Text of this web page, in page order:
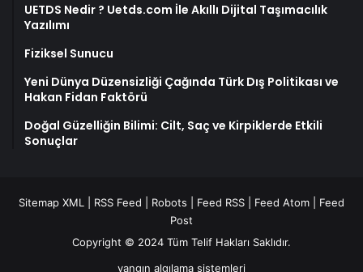
UETDS Nedir ? Uetds.com İle Akıllı Dijital Taşımacılık
Yazılımı
Fiziksel Sunucu
Yeni Dünya Düzensizliği Çağında Türk Dış Politikası ve
Hakan Fidan Faktörü
Doğal Güzelliğin Bilimi: Cilt, Saç ve Kirpiklerde Etkili
Sonuçlar
Sitemap XML RSS Feed Robots Feed RSS Feed Atom
Feed
Post
Copyright © 2024 Tüm Telif Hakları Saklıdır.
yangın algılama sistemleri